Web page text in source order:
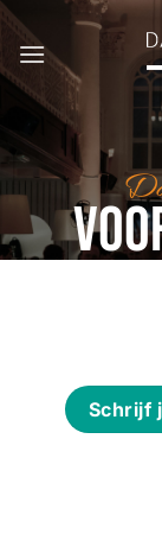
Ga
naar
inhoud
Schrijf